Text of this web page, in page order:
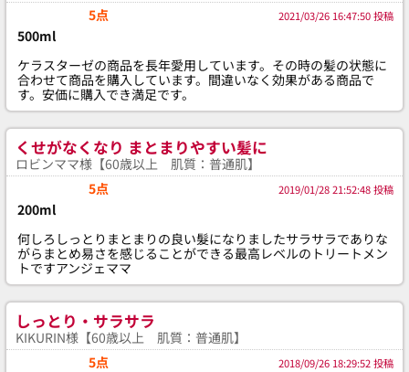
5点
2021/03/26 16:47:50 投稿
500ml
ケラスターゼの商品を長年愛用しています。その時の髪の状態に
合わせて商品を購入しています。間違いなく効果がある商品で
す。安価に購入でき満足です。
くせがなくなり まとまりやすい髪に
ロビンママ様【60歳以上 肌質：普通肌】
5点
2019/01/28 21:52:48 投稿
200ml
何しろしっとりまとまりの良い髮になりましたサラサラでありな
がらまとめ易さを感じることができる最高レベルのトリートメン
トですアンジェママ
しっとり・サラサラ
KIKURIN様【60歳以上 肌質：普通肌】
5点
2018/09/26 18:29:52 投稿